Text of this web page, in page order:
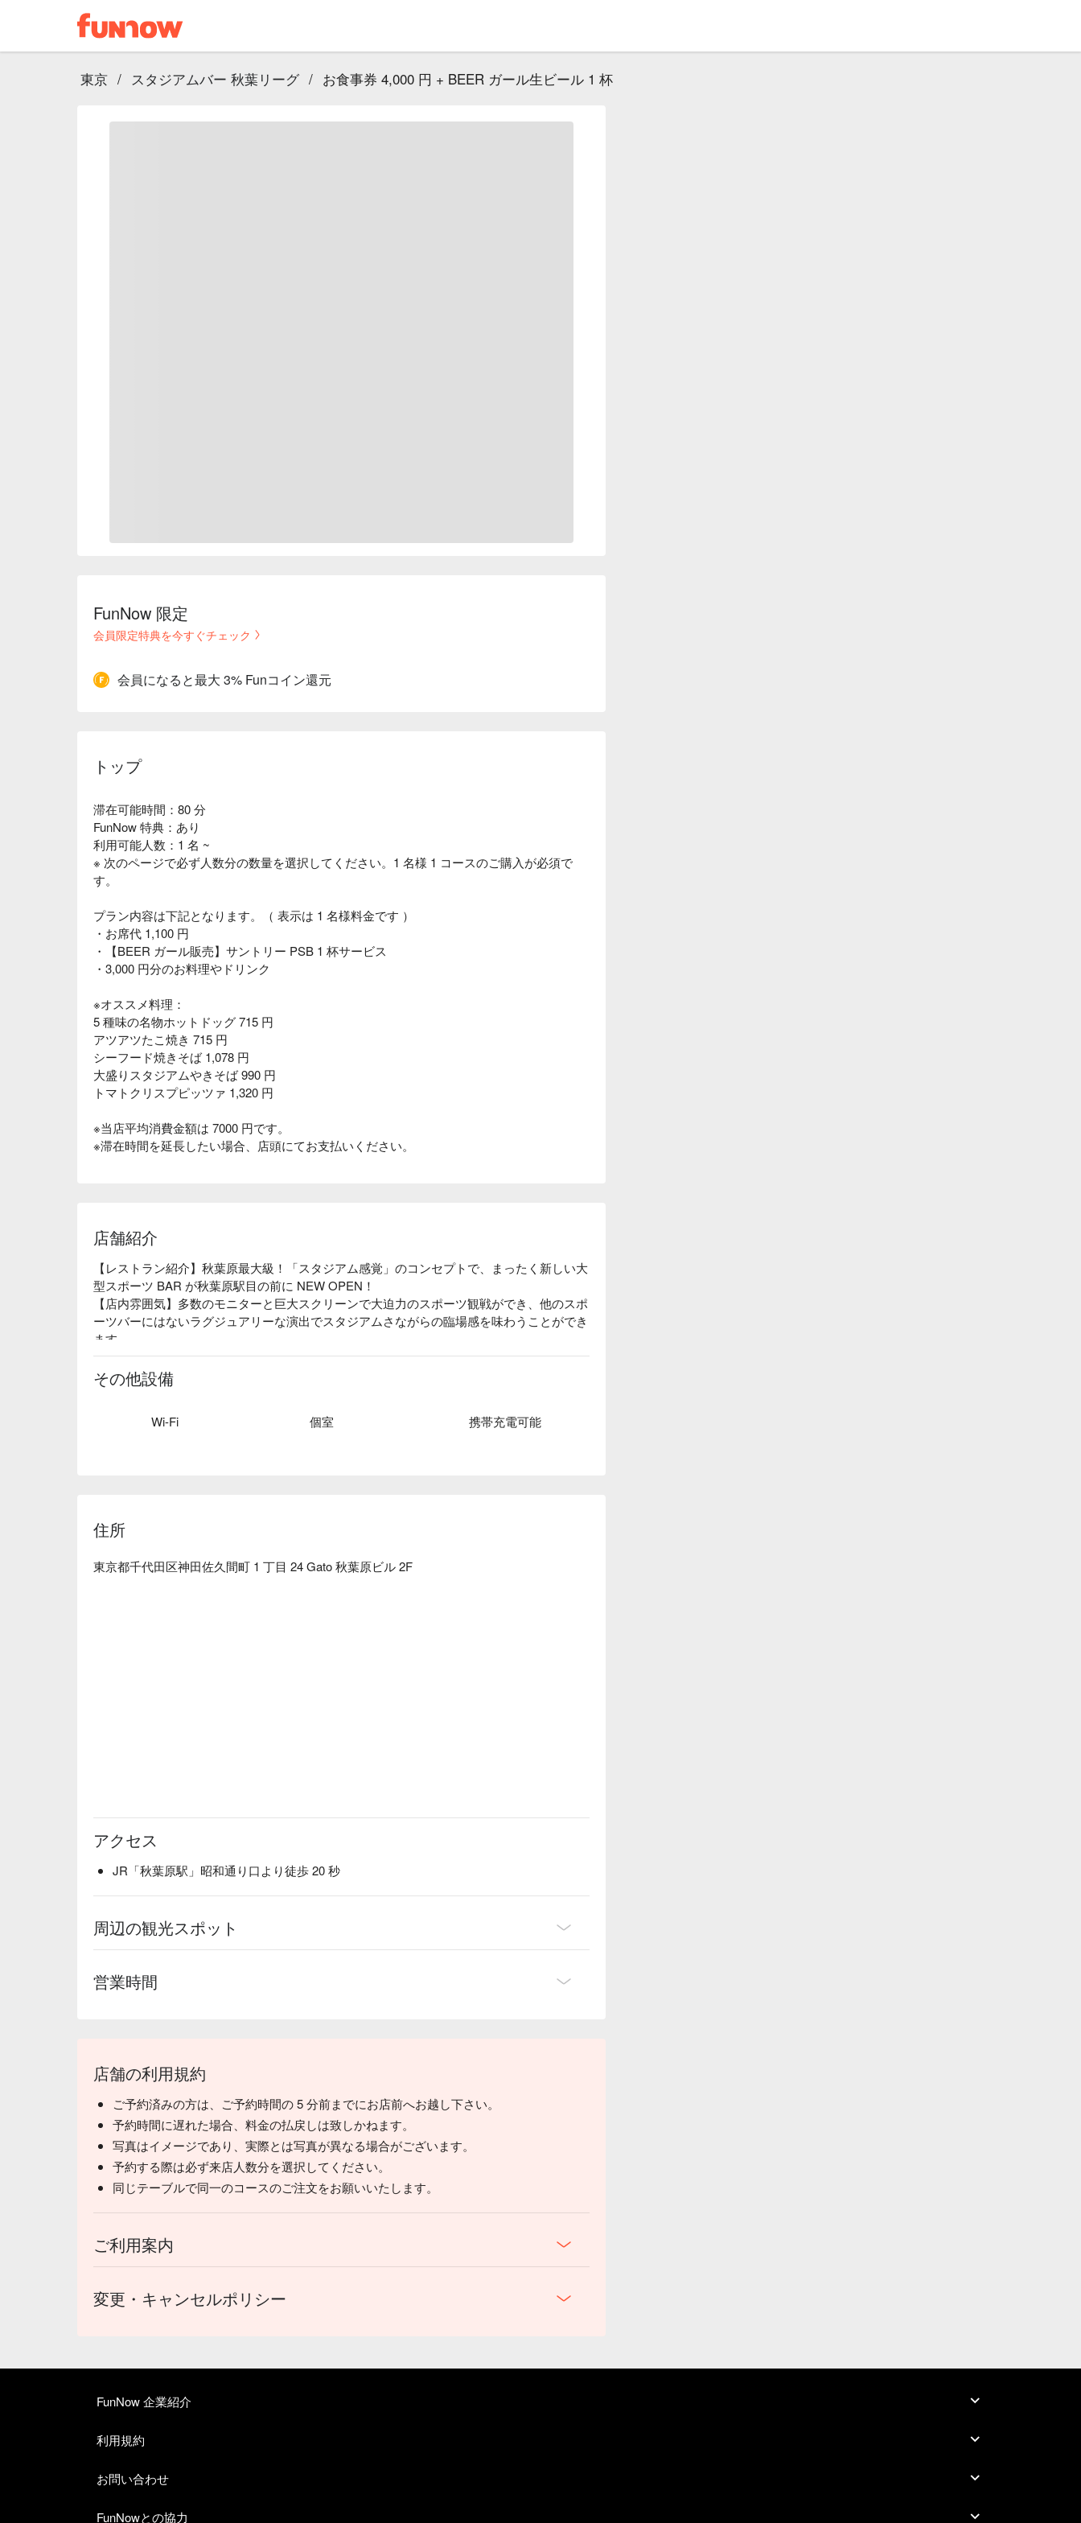
東京 / スタジアムバー 秋葉リーグ / お食事券 4,000 円 + BEER ガール生ビール 1 杯
FunNow 限定
会員限定特典を今すぐチェック
会員になると最大 3% Funコイン還元
トップ
滞在可能時間：80 分
FunNow 特典：あり
利用可能人数：1 名 ~
※ 次のページで必ず人数分の数量を選択してください。1 名様 1 コースのご購入が必須で
す。
プラン内容は下記となります。（ 表示は 1 名様料金です ）
・お席代 1,100 円
・【BEER ガール販売】サントリー PSB 1 杯サービス
・3,000 円分のお料理やドリンク
※オススメ料理：
5 種味の名物ホットドッグ 715 円
アツアツたこ焼き 715 円
シーフード焼きそば 1,078 円
大盛りスタジアムやきそば 990 円
トマトクリスプピッツァ 1,320 円
※当店平均消費金額は 7000 円です。
※滞在時間を延長したい場合、店頭にてお支払いください。
店舗紹介
【レストラン紹介】秋葉原最大級！「スタジアム感覚」のコンセプトで、まったく新しい大
型スポーツ BAR が秋葉原駅目の前に NEW OPEN！
【店内雰囲気】多数のモニターと巨大スクリーンで大迫力のスポーツ観戦ができ、他のスポ
ーツバーにはないラグジュアリーな演出でスタジアムさながらの臨場感を味わうことができ
ます。
【パフォーマンス】当店スタッフには各球場出身のビアガールが多数在籍。スタジアムとは
違った熱狂でビアガールたちと共に応援しながら楽しむことができます。時には樽を背負っ
てビール販売もスタジアムの空間を演出します。
その他設備
Wi-Fi 個室 携帯充電可能
住所
東京都千代田区神田佐久間町 1 丁目 24 Gato 秋葉原ビル 2F
アクセス
JR「秋葉原駅」昭和通り口より徒歩 20 秒
周辺の観光スポット
営業時間
店舗の利用規約
ご予約済みの方は、ご予約時間の 5 分前までにお店前へお越し下さい。
予約時間に遅れた場合、料金の払戻しは致しかねます。
写真はイメージであり、実際とは写真が異なる場合がございます。
予約する際は必ず来店人数分を選択してください。
同じテーブルで同一のコースのご注文をお願いいたします。
ご利用案内
変更・キャンセルポリシー
FunNow 企業紹介
利用規約
お問い合わせ
FunNowとの協力